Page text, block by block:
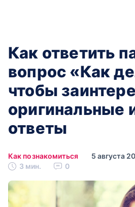
Как ответить
вопрос «Как
чтобы
оригинальные
ответы
Как познакомиться
5 августа
3 мин.
0